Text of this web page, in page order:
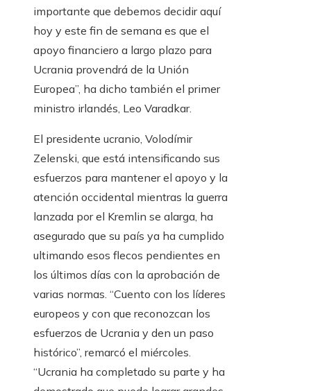
importante que debemos decidir aquí
hoy y este fin de semana es que el
apoyo financiero a largo plazo para
Ucrania provendrá de la Unión
Europea”, ha dicho también el primer
ministro irlandés, Leo Varadkar.
El presidente ucranio, Volodímir
Zelenski, que está intensificando sus
esfuerzos para mantener el apoyo y la
atención occidental mientras la guerra
lanzada por el Kremlin se alarga, ha
asegurado que su país ya ha cumplido
ultimando esos flecos pendientes en
los últimos días con la aprobación de
varias normas. “Cuento con los líderes
europeos y con que reconozcan los
esfuerzos de Ucrania y den un paso
histórico”, remarcó el miércoles.
“Ucrania ha completado su parte y ha